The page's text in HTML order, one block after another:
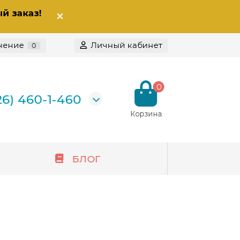
заказ!
0 Личный кабинет
460-1-460
0
БЛОГ